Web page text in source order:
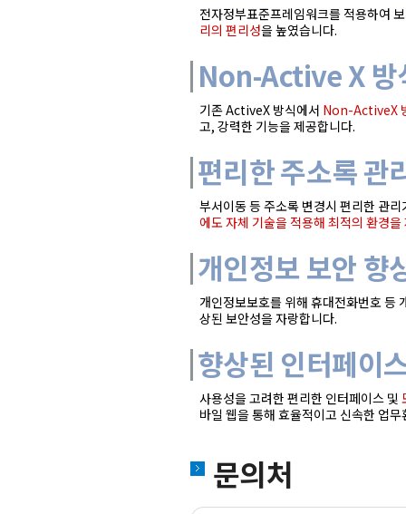
전자정부표준프레임워크를 적용하여
리의 편리성을 높였습니다.
Non-Active X 방
기존 ActiveX 방식에서 Non-ActiveX
고, 강력한 기능을 제공합니다.
편리한 주소록 관
부서이동 등 주소록 변경시 편리한 관
에도 자체 기술을 적용해 최적의 환경을
개인정보 보안 향
개인정보보호를 위해 휴대전화번호 등
상된 보안성을 자랑합니다.
향상된 인터페이
사용성을 고려한 편리한 인터페이스 및
바일 웹을 통해 효율적이고 신속한 업
문의처